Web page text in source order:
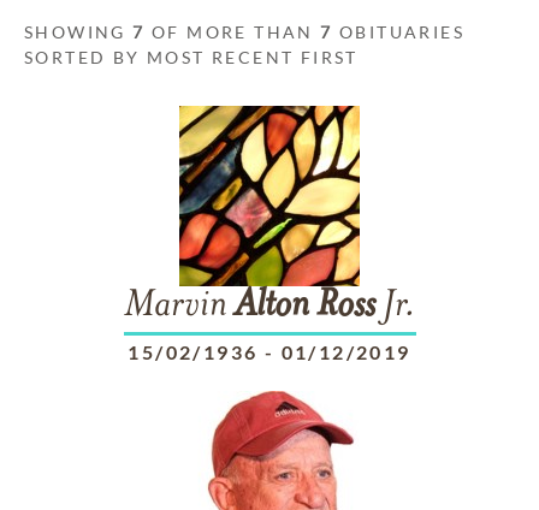
SHOWING7 OF MORE THAN7 OBITUARIES
SORTED BY MOST RECENT FIRST
MarvinAlton RossJr.
15/02/1936 - 01/12/2019